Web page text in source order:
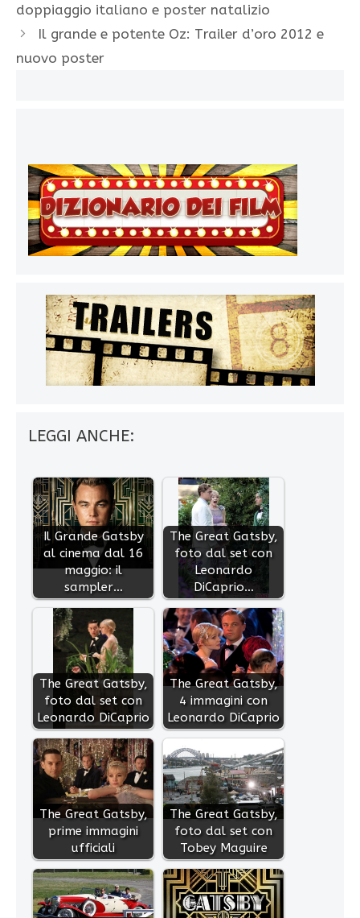
doppiaggio italiano e poster natalizio
Il grande e potente Oz: Trailer d’oro 2012 e
nuovo poster
LEGGI ANCHE:
Il Grande Gatsby
al cinema dal 16
maggio: il
sampler…
The Great Gatsby,
foto dal set con
Leonardo
DiCaprio…
The Great Gatsby,
foto dal set con
Leonardo DiCaprio
The Great Gatsby,
4 immagini con
Leonardo DiCaprio
The Great Gatsby,
prime immagini
ufficiali
The Great Gatsby,
foto dal set con
Tobey Maguire